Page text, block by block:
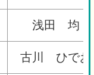
浅田 均
古川 ひでお